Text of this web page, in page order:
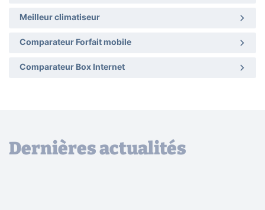
Meilleur climatiseur
Comparateur Forfait mobile
Comparateur Box Internet
Dernières actualités